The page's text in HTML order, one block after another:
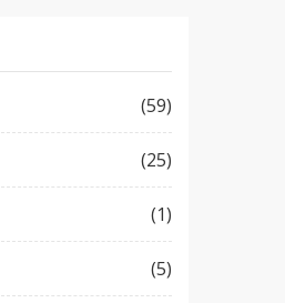
(59)
(25)
(1)
(5)